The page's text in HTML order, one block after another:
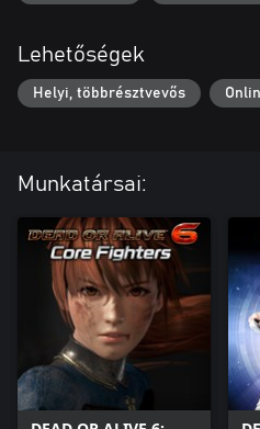
Lehetőségek
Helyi, többrésztvevős
Munkatársai: